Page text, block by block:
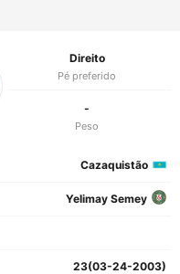
Direito
Pé preferido
-
Peso
Cazaquistão
Yelimay Semey
23(03-24-2003)